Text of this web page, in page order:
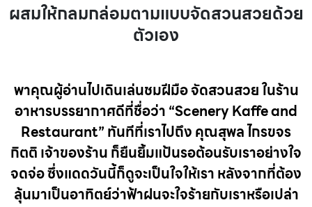
ผสมให้กลมกล่อมตามแบบจัดสวนสวยด้วย
ตัวเอง
พาคุณผู้อ่านไปเดินเล่นชมฝีมือ จัดสวนสวย ในร้าน
อาหารบรรยากาศดีที่ชื่อว่า “Scenery Kaffe and
Restaurant” ทันทีที่เราไปถึงคุณสุพล ไกรขจร
กิตติเจ้าของร้าน ก็ยืนยิ้มแป้นรอต้อนรับเราอย่างใจ
จดจ่อ ซึ่งแดดวันนี้ก็ดูจะเป็นใจให้เรา หลังจากที่ต้อง
ลุ้นมาเป็นอาทิตย์ว่าฟ้าฝนจะใจร้ายกับเราหรือเปล่า